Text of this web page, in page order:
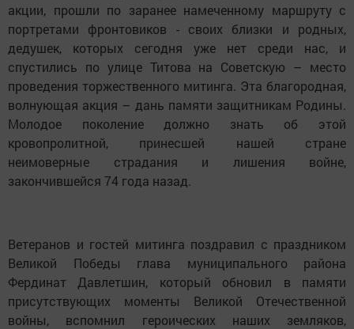
акции, прошли по заранее намеченному маршруту с
портретами фронтовиков - своих близки и родных,
дедушек, которых сегодня уже нет среди нас, и
спустились по улице Титова на Советскую – место
проведения торжественного митинга. Эта благородная,
волнующая акция – дань памяти защитникам Родины.
Молодое поколение должно знать об этой
кровопролитной, принесшей нашей стране
неимоверные страдания и лишения войне,
закончившейся 74 года назад.
Ветеранов и гостей митинга поздравил с праздником
Великой Победы глава муниципального района
Фердинат Давлетшин, который обновил в памяти
присутствующих моменты Великой Отечественной
войны, вспомнил героических наших земляков,